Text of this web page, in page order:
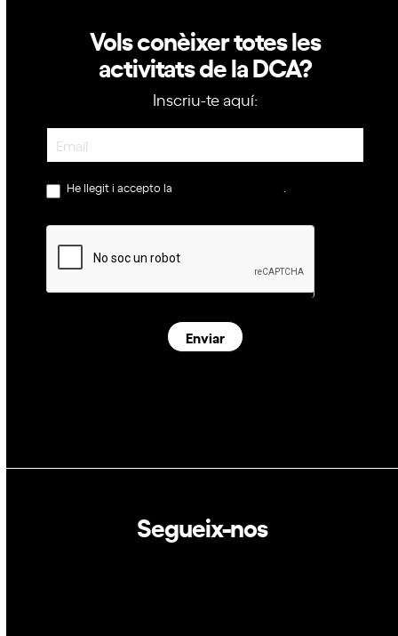
Vols conèixer totes les
activitats de la DCA?
Inscriu-te aquí:
Newsletter
He llegit i accepto la
Enviar
Segueix-nos